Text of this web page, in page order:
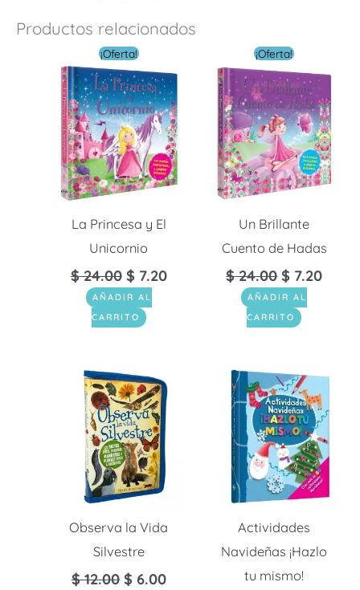
Productos relacionados
¡Oferta!
La Princesa y El
Unicornio
$24.00
El
precio
original
era:
$ 24.00.
$ 7.20
precio
actual
es:
$ 7.20.
AÑADIR AL
CARRITO
¡Oferta!
Un Brillante
Cuento de Hadas
$24.00
El
precio
original
era:
$ 24.00.
$ 7.20
es:
$
AÑADIR AL
CARRITO
Observa la Vida
Silvestre
$12.00 $ 6.00
Actividades
Navideñas ¡Hazlo
tu mismo!